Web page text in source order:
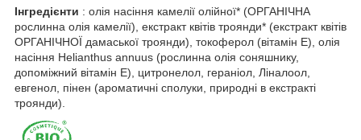
Інгредієнти : олія насіння камелії олійної* (ОРГАНІЧНА
рослинна олія камелії), екстракт квітів троянди* (екстракт квітів
ОРГАНІЧНОЇ дамаської троянди), токоферол (вітамін Е), олія
насіння Helianthus annuus (рослинна олія соняшнику,
допоміжний вітамін Е), цитронелол, гераніол, Ліналоол,
евгенол, пінен (ароматичні сполуки, природні в екстракті
троянди).